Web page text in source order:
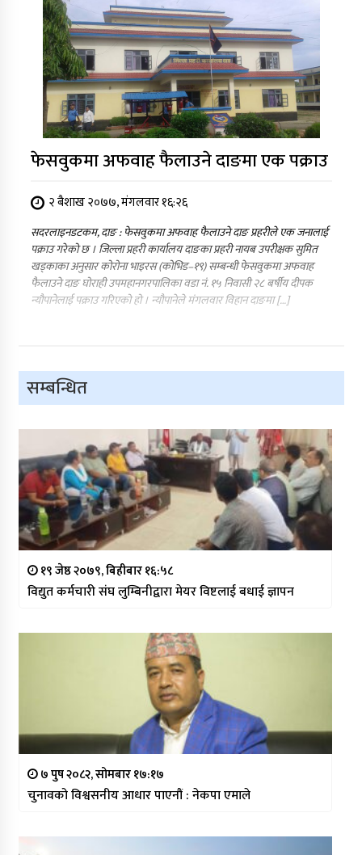
फेसवुकमा अफवाह फैलाउने दाङमा एक पक्राउ
२ बैशाख २०७७, मंगलवार १६:२६
सदरलाइनडटकम, दाङ : फेसवुकमा अफवाह फैलाउने दाङ प्रहरीले एक जनालाई
पक्राउ गरेको छ । जिल्ला प्रहरी कार्यालय दाङका प्रहरी नायब उपरीक्षक सुमित
खड्काका अनुसार कोरोना भाइरस (कोभिड–१९) सम्बन्धी फेसवुकमा अफवाह
फैलाउने दाङ घोराही उपमहानगरपालिका वडा नं. १५ निवासी २८ बर्षीय दीपक
न्यौपानेलाई पक्राउ गरिएको हो । न्यौपानेले मंगलवार विहान दाङमा […]
सम्बन्धित
१९ जेष्ठ २०७९, बिहीबार १६:५८
विद्युत कर्मचारी संघ लुम्बिनीद्वारा मेयर विष्टलाई बधाई ज्ञापन
७ पुष २०८२, सोमबार १७:१७
चुनावको विश्वसनीय आधार पाएनौं : नेकपा एमाले